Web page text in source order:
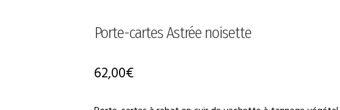
Porte-cartes Astrée noisette
62,00€